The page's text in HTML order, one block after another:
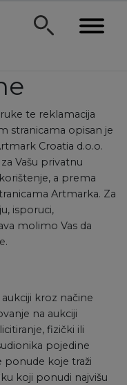
te reklamacija
stranicama opisan je
Croatia d.o.o.
Vašu privatnu
a prema
Artmarka. Za
isporuci,
molimo Vas da
.
kroz načine
na aukciji
fizički ili
pojedine
ponude koje traži
koji ponudi najvišu